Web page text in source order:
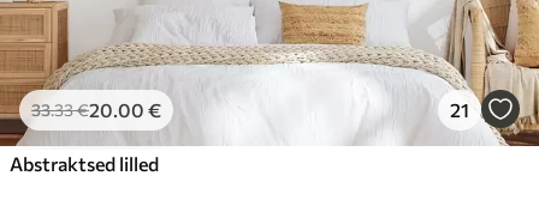
33.33€20.00 € 21
Abstraktsed lilled